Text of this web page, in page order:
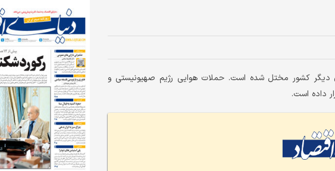
دیگر کشور مختل شده است. حملات هوایی رژیم صهیونیستی و
داده است.